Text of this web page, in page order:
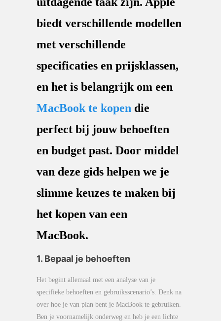
biedt verschillende modellen
met verschillende
specificaties en prijsklassen,
en het is belangrijk om een
MacBook te kopen die
perfect bij jouw behoeften
en budget past. Door middel
van deze gids helpen we je
slimme keuzes te maken bij
het kopen van een
MacBook.
1. Bepaal je behoeften
Het begint allemaal met een analyse van je
specifieke behoeften en gebruiksscenario’s. Denk na
over hoe je van plan bent je MacBook te gebruiken.
Ben je voornamelijk onderweg en heb je een lichte